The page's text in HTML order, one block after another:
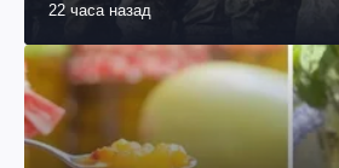
юриста
22 часа назад